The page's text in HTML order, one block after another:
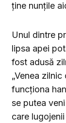
ține nunțile
Unul dintre
lipsa apei
fost adusă
„Venea
funcționa
se putea
care